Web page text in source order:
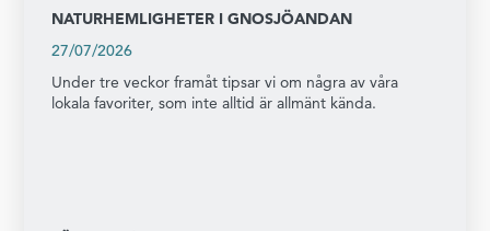
NATURHEMLIGHETER I GNOSJÖANDAN
27/07/2026
Under tre veckor framåt tipsar vi om några av våra
lokala favoriter, som inte alltid är allmänt kända.